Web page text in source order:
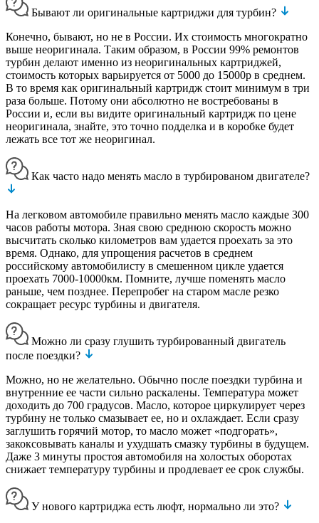
Бывают ли оригинальные картриджи для турбин?
Конечно, бывают, но не в России. Их стоимость многократно
выше неоригинала. Таким образом, в России 99% ремонтов
турбин делают именно из неоригинальных картриджей,
стоимость которых варьируется от 5000 до 15000р в среднем.
В то время как оригинальный картридж стоит минимум в три
раза больше. Потому они абсолютно не востребованы в
России и, если вы видите оригинальный картридж по цене
неоригинала, знайте, это точно подделка и в коробке будет
лежать все тот же неоригинал.
Как часто надо менять масло в турбированом двигателе?
На легковом автомобиле правильно менять масло каждые 300
часов работы мотора. Зная свою среднюю скорость можно
высчитать сколько километров вам удается проехать за это
время. Однако, для упрощения расчетов в среднем
российскому автомобилисту в смешенном цикле удается
проехать 7000-10000км. Помните, лучше поменять масло
раньше, чем позднее. Перепробег на старом масле резко
сокращает ресурс турбины и двигателя.
Можно ли сразу глушить турбированный двигатель
после поездки?
Можно, но не желательно. Обычно после поездки турбина и
внутренние ее части сильно раскалены. Температура может
доходить до 700 градусов. Масло, которое циркулирует через
турбину не только смазывает ее, но и охлаждает. Если сразу
заглушить горячий мотор, то масло может «подгорать»,
закоксовывать каналы и ухудшать смазку турбины в будущем.
Даже 3 минуты простоя автомобиля на холостых оборотах
снижает температуру турбины и продлевает ее срок службы.
У нового картриджа есть люфт, нормально ли это?